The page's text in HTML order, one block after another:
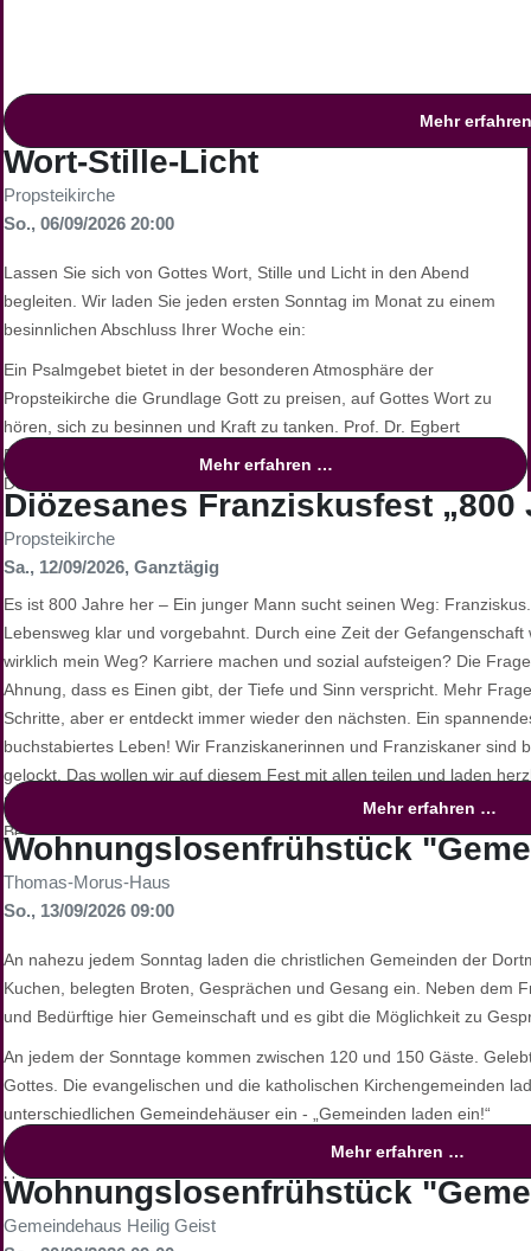
0231 / 91 446 20,
Foto: Günther Wertz
Mehr
Wort-Stille-Licht
Propsteikirche
So., 06/09/2026 20:00
Lassen Sie sich von Gottes Wort, Stille und Licht in den Abend
begleiten. Wir laden Sie jeden ersten Sonntag im Monat zu einem
besinnlichen Abschluss Ihrer Woche ein:
Ein Psalmgebet bietet in der besonderen Atmosphäre der
Propsteikirche die Grundlage Gott zu preisen, auf Gottes Wort zu
hören, sich zu besinnen und Kraft zu tanken. Prof. Dr. Egbert
Ballhorn, Alttestamentler der TU Dortmund, und
Dekanatskirchenmusiker Simon Daubhäußer gestalten gemeinsam
einen Abend voller Stille und Gebet, begleitet von Klängen und
Lichtern.
Finden Sie Ruhe und inneren Frieden, und tanken Sie neue Kraft für
die kommende Woche.
Eine Veranstaltung des Katholischen Forums
Mehr erfahren …
Diözesanes Franziskusfest
Propsteikirche
Sa., 12/09/2026, Ganztägig
Es ist 800 Jahre her – Ein junger Mann sucht seinen Weg:
Lebensweg klar und vorgebahnt. Durch eine Zeit der
wirklich mein Weg? Karriere machen und sozial aufsteigen? Die
Ahnung, dass es Einen gibt, der Tiefe und Sinn verspricht. Mehr
Schritte, aber er entdeckt immer wieder den nächsten. Ein
buchstabiertes Leben! Wir Franziskanerinnen und Franziskaner sind
gelockt. Das wollen wir auf diesem Fest mit allen teilen und laden
Inspiration
Bei diesem Fest wird es Raum für Begegnung,
Besonders junge Menschen sind eingeladen, die franziskanische
Mit kreativen Elementen, offenen Angeboten, Workshops, Musik und
Tag vielfältige Zugänge zum Leben und Wirken des heiligen Franz
Gerechtigkeit, Bewahrung der Schöpfung und ein Leben in
Mehr erfahren …
Wohnungslosenfrühstück
Thomas-Morus-Haus
So., 13/09/2026 09:00
An nahezu jedem Sonntag laden die christlichen Gemeinden der
Kuchen, belegten Broten, Gesprächen und Gesang ein. Neben dem
und Bedürftige hier Gemeinschaft und es gibt die Möglichkeit zu
An jedem der Sonntage kommen zwischen 120 und 150 Gäste.
Gottes. Die evangelischen und die katholischen Kirchengemeinden
unterschiedlichen Gemeindehäuser ein - „Gemeinden laden ein!“
Fast jede Gemeinde hat mittlerweile ein Alleinstellungsmerkmal
Unterschiede und haben entsprechende Vorlieben. Zu Ostern oder
Spenden finanziert - besondere Tüten voll mit Lebensmitteln, Kaffee
Mehr erfahren …
Wohnungslosenfrühstück
Gemeindehaus Heilig Geist